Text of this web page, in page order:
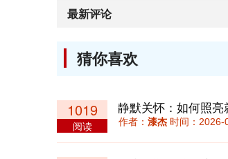
最新评论
猜你喜欢
1019
阅读 作者： 漆杰 时间：2026-